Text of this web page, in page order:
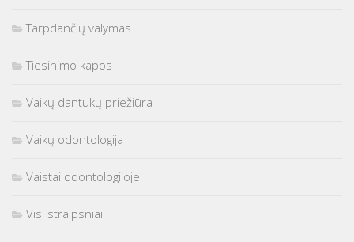
Tarpdančių valymas
Tiesinimo kapos
Vaikų dantukų priežiūra
Vaikų odontologija
Vaistai odontologijoje
Visi straipsniai